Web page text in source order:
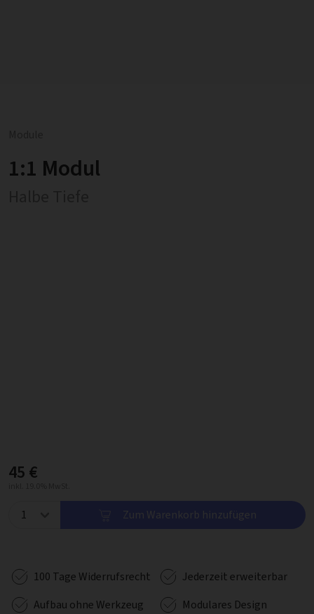
1:1 Modul
45 €
Zum Warenkorb hinzufügen
100 Tage Widerrufsrecht
Jederzeit erweiterbar
Aufbau ohne Werkzeug
Modulares Design